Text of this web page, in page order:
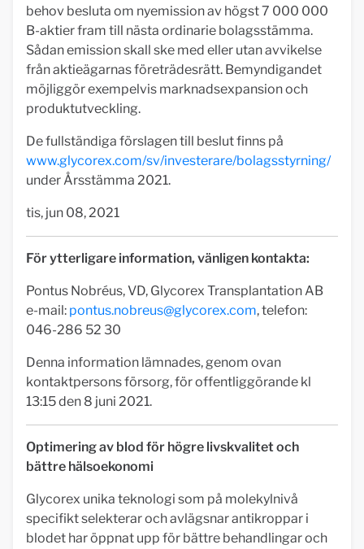
behov besluta om nyemission av högst 7 000 000
B-aktier fram till nästa ordinarie bolagsstämma.
Sådan emission skall ske med eller utan avvikelse
från aktieägarnas företrädesrätt. Bemyndigandet
möjliggör exempelvis marknadsexpansion och
produktutveckling.
De fullständiga förslagen till beslut finns på
www.glycorex.com/sv/investerare/bolagsstyrning/
under Årsstämma 2021.
tis, jun 08, 2021
För ytterligare information, vänligen kontakta:
Pontus Nobréus, VD, Glycorex Transplantation AB
e-mail: pontus.nobreus@glycorex.com, telefon:
046-286 52 30
Denna information lämnades, genom ovan
kontaktpersons försorg, för offentliggörande kl
13:15 den 8 juni 2021.
Optimering av blod för högre livskvalitet och
bättre hälsoekonomi
Glycorex unika teknologi som på molekylnivå
specifikt selekterar och avlägsnar antikroppar i
blodet har öppnat upp för bättre behandlingar och